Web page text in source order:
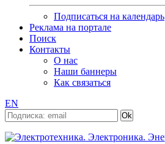
Подписаться на календарь
Реклама на портале
Поиск
Контакты
О нас
Наши баннеры
Как связаться
EN